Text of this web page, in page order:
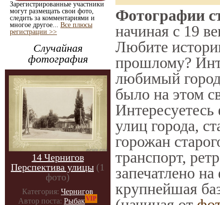
Зарегистрированные участники
могут размещать свои фото,
следить за комментариями и
многое другое... Все плюсы
регистрации >>
Случайная
фотография
14 Чернигов
Перспектива улицы (1
фото)
Категория: Чернигов
Автор поста: РыбакVIP
Фотографии
начиная с 19
Любите
прошлому?
любимый
было на этом
Интересуетесь
улиц города,
горожан
транспорт,
запечатлено
крупнейшая